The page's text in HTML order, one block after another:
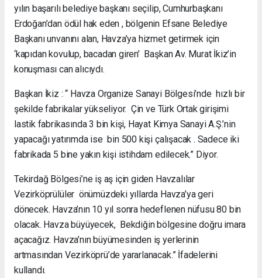
yılın başarılı belediye başkanı seçilip, Cumhurbaşkanı
Erdoğan’dan ödül hak eden , bölgenin Efsane Belediye
Başkanı unvanını alan, Havza’ya hizmet getirmek için
‘kapıdan kovulup, bacadan giren’ Başkan Av. Murat İkiz’in
konuşması can alıcıydı.
Başkan İkiz : “ Havza Organize Sanayi Bölgesi’nde hızlı bir
şekilde fabrikalar yükseliyor. Çin ve Türk Ortak girişimi
lastik fabrikasında 3 bin kişi, Hayat Kimya Sanayi A.Ş.’nin
yapacağı yatırımda ise bin 500 kişi çalışacak . Sadece iki
fabrikada 5 bine yakın kişi istihdam edilecek.” Diyor.
Tekirdağ Bölgesi’ne iş aş için giden Havzalılar
Vezirköprülüler önümüzdeki yıllarda Havza’ya geri
dönecek. Havza’nın 10 yıl sonra hedeflenen nüfusu 80 bin
olacak. Havza büyüyecek, Bekdiğin bölgesine doğru imara
açacağız. Havza’nın büyümesinden iş yerlerinin
artmasından Vezirköprü’de yararlanacak.” İfadelerini
kullandı.